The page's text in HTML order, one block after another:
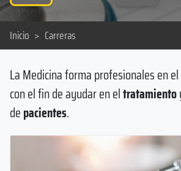
Inicio > Carreras
La Medicina forma profesionales en
con el fin de ayudar en eltratamiento
depacientes.